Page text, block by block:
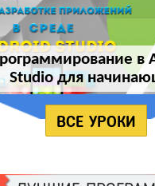
в
Studio для
ВСЕ УРОКИ